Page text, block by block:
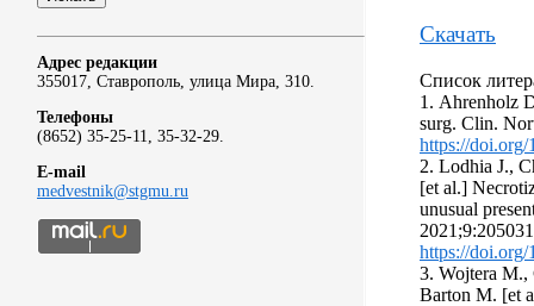
Адрес редакции
355017, Ставрополь, улица Мира, 310.
Телефоны
(8652) 35-25-11, 35-32-29.
E-mail
medvestnik@stgmu.ru
Скачать
Список
1. Ahrenholz
surg. Clin.
https://doi.org/
2. Lodhia J.,
[et al.]
unusual
https://doi.org/
3. Wojtera
Barton M. [et